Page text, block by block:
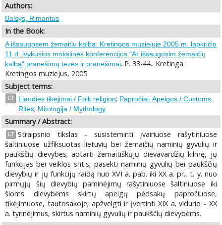
Authors:
Balsys, Rimantas
In the Book:
A išsaugosem žemaitiu kalba: Kretingos muziejuje 2005 m. lapkričio
11 d. įvykusios mokslinės konferencijos "Ar išsaugosim žemaičių
kalbą" pranešimų tezės ir pranešimai. P. 33-44.. Kretinga :
Kretingos muziejus, 2005
Subject terms:
LT Liaudies tikėjimai / Folk religion; Papročiai. Apeigos / Customs.
Rites; Mitologija / Mythology.
Summary / Abstract:
LT Straipsnio tikslas - susisteminti įvairiuose rašytiniuose
šaltiniuose užfiksuotas lietuvių bei žemaičių naminių gyvulių ir
paukščių dievybes; aptarti žemaitiškųjų dievavardžių kilmę, jų
funkcijas bei veiklos sritis; pasekti naminių gyvulių bei paukščių
dievybių ir jų funkcijų raidą nuo XVI a. pab. iki XX a. pr., t. y. nuo
pirmųjų šių dievybių paminėjimų rašytiniuose šaltiniuose iki
šioms dievybėms skirtų apeigų pėdsakų papročiuose,
tikėjimuose, tautosakoje; apžvelgti ir įvertinti XIX a. vidurio - XX
a. tyrinėjimus, skirtus naminių gyvulių ir paukščių dievybėms.